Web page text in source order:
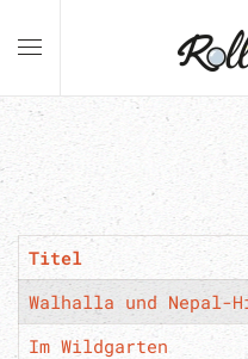
Titel
Walhalla und Nepal-
Im Wildgarten